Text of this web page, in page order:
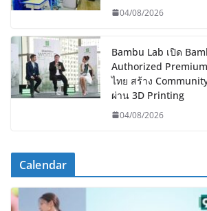
04/08/2026
Bambu Lab เปิด
Authorized
ไทย สร้าง
ผ่าน 3D Printing
04/08/2026
Calendar